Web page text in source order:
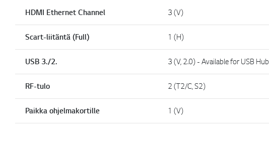
HDMI Ethernet Channel 3 (V)
Scart-liitäntä (Full) 1 (H)
USB 3./2. 3 (V, 2.0) - Available for USB Hub
RF-tulo 2 (T2/C, S2)
Paikka ohjelmakortille 1 (V)